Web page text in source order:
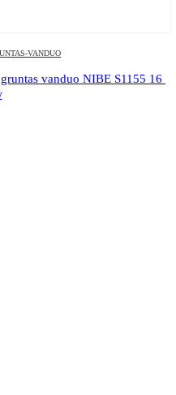
VANDUO
vanduo NIBE S1155 16